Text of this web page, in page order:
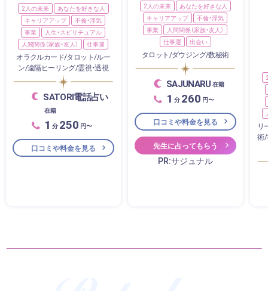
2人の未来
あなたを好きな人
キャリアアップ
不倫・浮気
事業
人生・スピリチュアル
人間関係（家族・友人）
仕事運
オラクルカード/タロット/ルー
ン/遠隔ヒーリング/霊視・透視
SATORI電話占い
在籍
1 分 250 円〜
口コミや料金を見る
2人の未来
あなたを好きな人
キャリアアップ
不倫・浮気
事業
人間関係（家族・友人）
仕事運
出会い
タロット/ダウジング/数秘術
SAJUNARU 在籍
1 分 260 円〜
口コミや料金を見る
先生に占ってもらう
PR:サジュナル
リ
術/